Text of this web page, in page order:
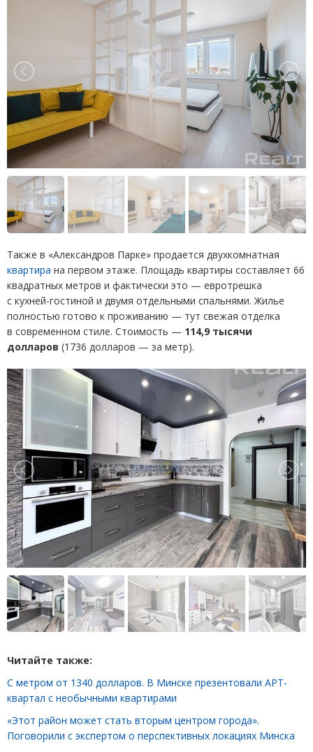
Также в «Александров Парке» продается двухкомнатная
квартира на первом этаже. Площадь квартиры составляет 66
квадратных метров и фактически это — евротрешка
с кухней-гостиной и двумя отдельными спальнями. Жилье
полностью готово к проживанию — тут свежая отделка
в современном стиле. Стоимость — 114,9 тысячи
долларов (1736 долларов — за метр).
Читайте также:
С метром от 1340 долларов. В Минске презентовали АРТ-
квартал с необычными квартирами
«Этот район может стать вторым центром города».
Поговорили с экспертом о перспективных локациях Минска